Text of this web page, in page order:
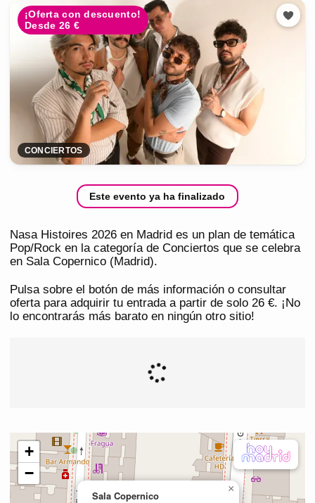
¡Oferta con descuento!
Desde 26 €
CONCIERTOS
Este evento ya ha finalizado
Nasa Histoires 2026 en Madrid es un plan de temática
Pop/Rock en la categoría de Conciertos que se celebra
en Sala Copernico (Madrid).
Pulsa sobre el botón de más información o consultar
oferta para adquirir tu entrada a partir de solo 26 €. ¡No
lo encontrarás más barato en ningún otro sitio!